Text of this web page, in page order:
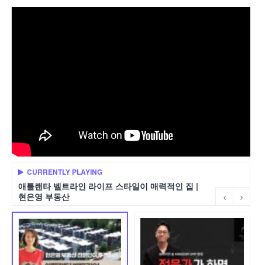
CURRENTLY PLAYING
애틀랜타 벨트라인 라이프 스타일이 매력적인 집 |
현은영 부동산